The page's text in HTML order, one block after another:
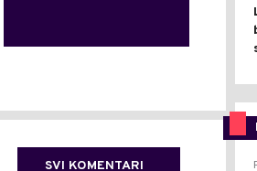
SVI KOMENTARI